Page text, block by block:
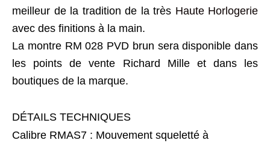
meilleur de la tradition de la très Haute Horlogerie
avec des finitions à la main.
La montre RM 028 PVD brun sera disponible dans
les points de vente Richard Mille et dans les
boutiques de la marque.
DÉTAILS TECHNIQUES
Calibre RMAS7 : Mouvement squeletté à